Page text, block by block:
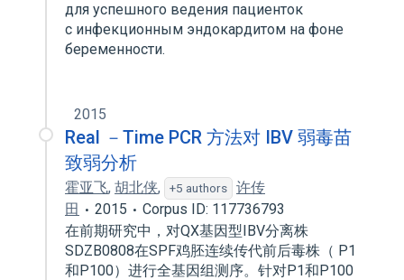
для успешного ведения пациенток
с инфекционным эндокардитом на фоне
беременности.
2015
Real －Time PCR 方法对 IBV 弱毒苗
致弱分析
霍亚飞, 胡北侠, +5 authors
许传
田
2015
Corpus ID: 117736793
在前期研究中，对QX基因型IBV分离株
SDZB0808在SPF鸡胚连续传代前后毒株（ P1
和P100）进行全基因组测序。针对P1和P100